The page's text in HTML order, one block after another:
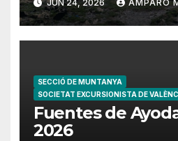
JUN 24, 2026 AMPARO
SECCIÓ DE MUNTANYA
SOCIETAT EXCURSIONISTA DE
Fuentes de
2026